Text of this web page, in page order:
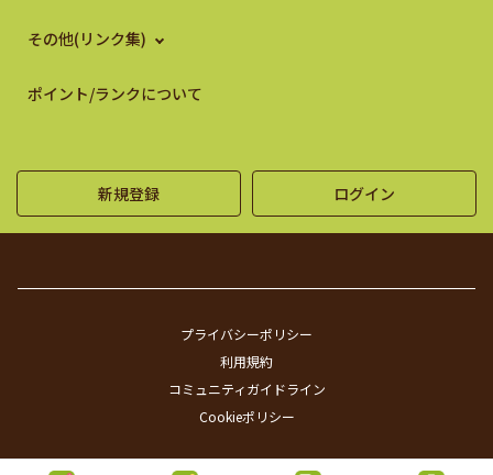
その他(リンク集)
ポイント/ランクについて
新規登録 ログイン
プライバシーポリシー
利用規約
コミュニティガイドライン
Cookieポリシー